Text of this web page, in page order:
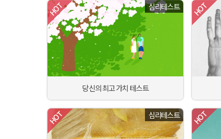
심리테스트
당신의 최고 가치 테스트
심리테스트